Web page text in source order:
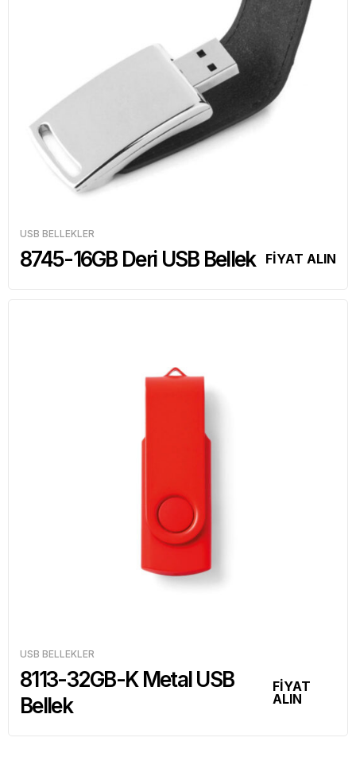
USB BELLEKLER
8745-16GB Deri USB Bellek FİYAT ALIN
USB BELLEKLER
8113-32GB-K Metal USB
Bellek
FİYAT
ALIN